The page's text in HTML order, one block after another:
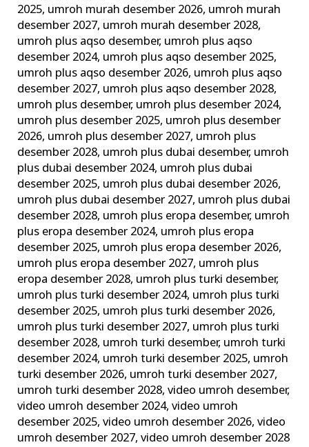
2025, umroh murah desember 2026, umroh murah
desember 2027, umroh murah desember 2028,
umroh plus aqso desember, umroh plus aqso
desember 2024, umroh plus aqso desember 2025,
umroh plus aqso desember 2026, umroh plus aqso
desember 2027, umroh plus aqso desember 2028,
umroh plus desember, umroh plus desember 2024,
umroh plus desember 2025, umroh plus desember
2026, umroh plus desember 2027, umroh plus
desember 2028, umroh plus dubai desember, umroh
plus dubai desember 2024, umroh plus dubai
desember 2025, umroh plus dubai desember 2026,
umroh plus dubai desember 2027, umroh plus dubai
desember 2028, umroh plus eropa desember, umroh
plus eropa desember 2024, umroh plus eropa
desember 2025, umroh plus eropa desember 2026,
umroh plus eropa desember 2027, umroh plus
eropa desember 2028, umroh plus turki desember,
umroh plus turki desember 2024, umroh plus turki
desember 2025, umroh plus turki desember 2026,
umroh plus turki desember 2027, umroh plus turki
desember 2028, umroh turki desember, umroh turki
desember 2024, umroh turki desember 2025, umroh
turki desember 2026, umroh turki desember 2027,
umroh turki desember 2028,video umroh desember,
video umroh desember 2024,video umroh
desember 2025,video umroh desember 2026,video
umroh desember 2027,video umroh desember 2028